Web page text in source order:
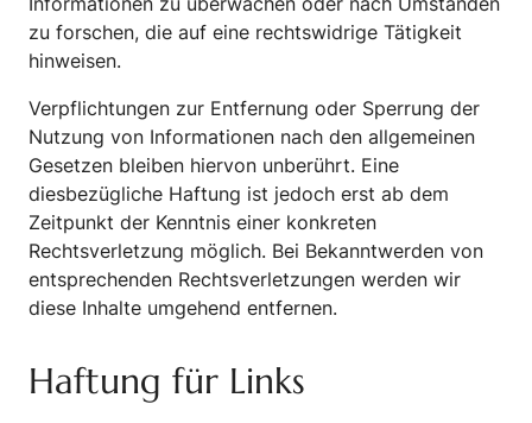
zu forschen, die auf eine rechtswidrige Tätigkeit
hinweisen.
Verpflichtungen zur Entfernung oder Sperrung der
Nutzung von Informationen nach den allgemeinen
Gesetzen bleiben hiervon unberührt. Eine
diesbezügliche Haftung ist jedoch erst ab dem
Zeitpunkt der Kenntnis einer konkreten
Rechtsverletzung möglich. Bei Bekanntwerden von
entsprechenden Rechtsverletzungen werden wir
diese Inhalte umgehend entfernen.
Haftung für Links